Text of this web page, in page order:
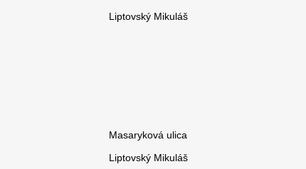
Liptovský Mikuláš
Masaryková ulica
Liptovský Mikuláš